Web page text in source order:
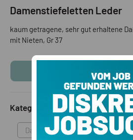
Damenstiefeletten Leder
kaum getragene, sehr gut erhaltene
mit Nieten, Gr 37
KONTAKTINFOS
Kategorie
Damenmode